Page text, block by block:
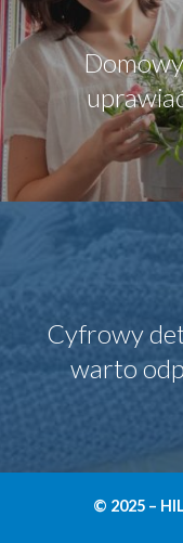
Cyfrowy
warto
© 2025 –